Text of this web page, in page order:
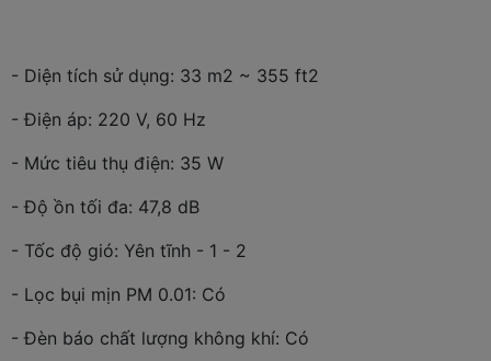
- Diện tích sử dụng: 33 m2 ~ 355 ft2
- Điện áp: 220 V, 60 Hz
- Mức tiêu thụ điện: 35 W
- Độ ồn tối đa: 47,8 dB
- Tốc độ gió: Yên tĩnh - 1 - 2
- Lọc bụi mịn PM 0.01: Có
- Đèn báo chất lượng không khí: Có